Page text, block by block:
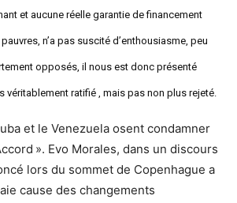
et aucune réelle garantie de financement
n’a pas suscité d’enthousiasme, peu
opposés, il nous est donc présenté
véritablement ratifié , mais pas non plus rejeté.
et le Venezuela osent condamner
». Evo Morales, dans un discours
lors du sommet de Copenhague a
cause des changements